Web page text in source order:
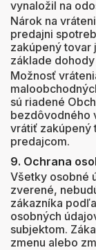
vynaložil na
Nárok na
predajni
zakúpený tovar
základe
Možnosť
sú riadené
bezdôvodného
vrátiť zakúpený
predajcom.
9. Ochrana
Všetky osobné
zverené,
zákazníka
osobných
subjektom.
zmenu alebo